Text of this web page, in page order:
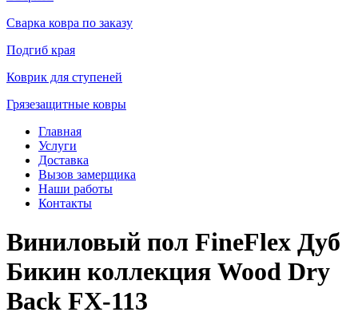
Сварка ковра по заказу
Подгиб края
Коврик для ступеней
Грязезащитные ковры
Главная
Услуги
Доставка
Вызов замерщика
Наши работы
Контакты
Виниловый пол FineFlex Дуб
Бикин коллекция Wood Dry
Back FX-113